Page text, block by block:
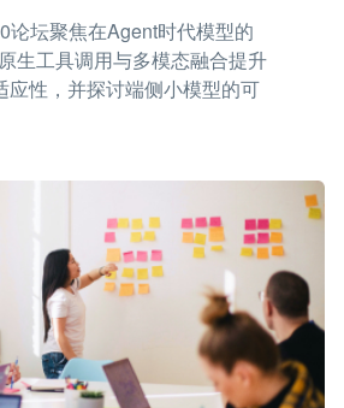
论坛聚焦在Agent时代模型的
生工具调用与多模态融合提升
应性，并探讨端侧小模型的可